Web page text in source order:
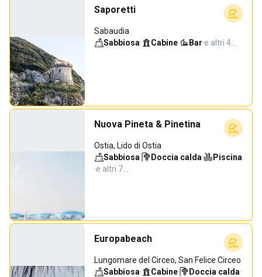
Saporetti
Sabaudia
Sabbiosa· Cabine· Bar·e altri 4…
Nuova Pineta & Pinetina
Ostia, Lido di Ostia
Sabbiosa· Doccia calda·
Piscina
·e altri 7…
Europabeach
Lungomare del Circeo, San Felice Circeo
Sabbiosa· Cabine· Doccia calda·